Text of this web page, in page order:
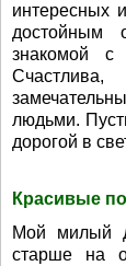
интересных
достойным
знакомой с
людьми.
дорогой в
Красивые
Мой милый
старше на